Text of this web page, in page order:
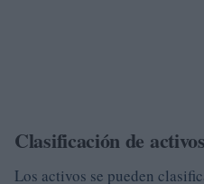
Clasificación de
Los activos se pueden